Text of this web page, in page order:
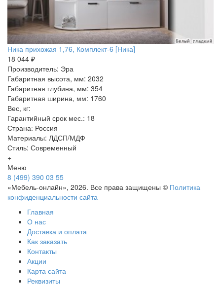
Ника прихожая 1,76, Комплект-6 [Ника]
18 044 ₽
Производитель: Эра
Габаритная высота, мм: 2032
Габаритная глубина, мм: 354
Габаритная ширина, мм: 1760
Вес, кг:
Гарантийный срок мес.: 18
Страна: Россия
Материалы: ЛДСП/МДФ
Стиль: Современный
+
Меню
8 (499) 390 03 55
«Мебель-онлайн», 2026. Все права защищены © Политика
конфиденциальности сайта
Главная
О нас
Доставка и оплата
Как заказать
Контакты
Акции
Карта сайта
Реквизиты